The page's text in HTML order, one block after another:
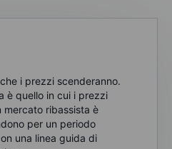
i prezzi scenderanno.
è quello in cui i prezzi
mercato ribassista è
per un periodo
una linea guida di